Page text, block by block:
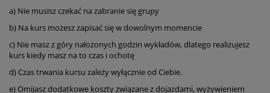
a) Nie musisz czekać na zabranie się grupy
b) Na kurs możesz zapisać się w dowolnym momencie
c) Nie masz z góry nałożonych godzin wykładów, dlatego realizujesz
kurs kiedy masz na to czas i ochotę
d) Czas trwania kursu zależy wyłącznie od Ciebie.
e) Omijasz dodatkowe koszty związane z dojazdami, wyżywieniem